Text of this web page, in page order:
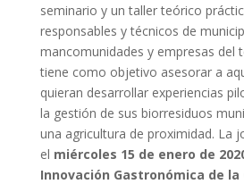
seminario y un taller teórico
responsables y técnicos de
mancomunidades y empresas del
tiene como objetivo asesorar a
quieran desarrollar experiencias
la gestión de sus biorresiduos
una agricultura de proximidad. La
el miércoles 15 de enero de
Innovación Gastronómica de la